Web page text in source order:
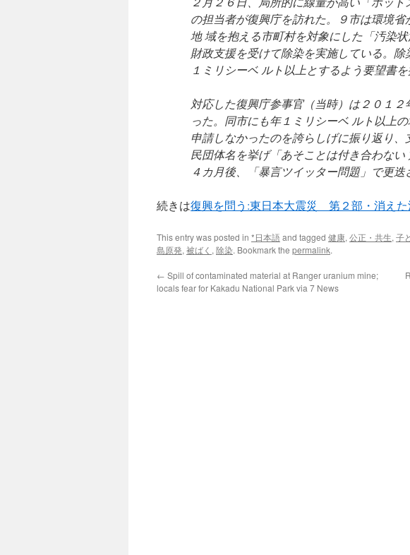
の担当者が復興庁を訪れた。９市は環境
地 域を抱える市町村を対象にした「汚染状
財政支援を受けて除染を実施している。
１ミリシーベ ルト以上とするよう要望書を
対応した復興庁参事官（当時）は２０１
った。同市にも年１ミリシーベ ルト以上
申請しなかったのを誇らしげに振り返り
民団体名を挙げ「あそことは付き合わな
４カ月後、「暴言ツイッター問題」で更迭
続きは復興を問う:東日本大震災 第２部・消え
This entry was posted in *日本語and tagged 健康, 公正・共生, 子
島原発, 被ばく , 除染. Bookmark the permalink.
← Spill of contaminated material at Ranger uranium mine;
locals fear for Kakadu National Park via 7 News